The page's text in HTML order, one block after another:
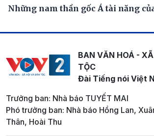
Những nam thần gốc Á tài năng
BAN VĂN HOÁ -
TỘC
Đài Tiếng nói Việt
Trưởng ban: Nhà báo TUYẾT MAI
Phó trưởng ban: Nhà báo Hồng Lan,
Thân, Hoài Thu